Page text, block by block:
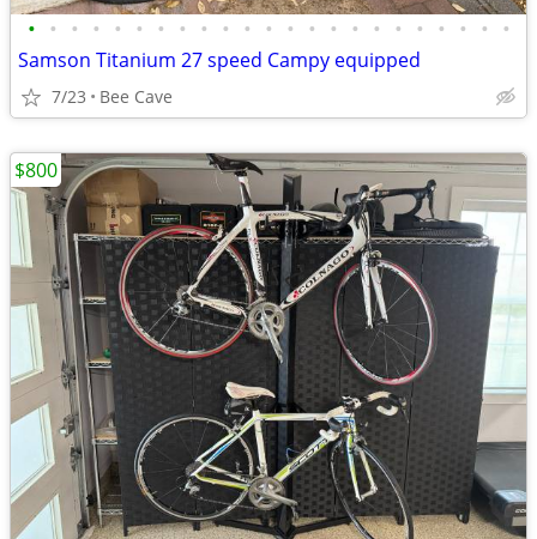
• • • • • • • • • • • • • • • • • • • • • • •
Samson Titanium 27 speed Campy equipped
7/23 Bee Cave
$800